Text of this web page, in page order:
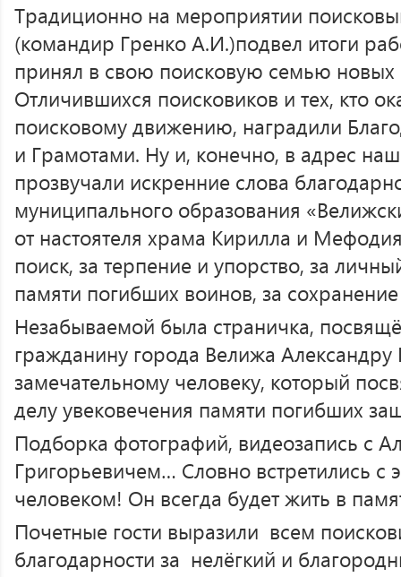
Традиционно на мероприятии
(командир Гренко А.И.)подвел итоги
принял в свою поисковую семью новых
Отличившихся поисковиков и тех, кто
поисковому движению, наградили
и Грамотами. Ну и, конечно, в адрес
прозвучали искренние слова
муниципального образования
от настоятеля храма Кирилла и
поиск, за терпение и упорство, за
памяти погибших воинов, за
Незабываемой была страничка,
гражданину города Велижа
замечательному человеку, который
делу увековечения памяти погибших
Подборка фотографий, видеозапись с
Григорьевичем… Словно встретились с
человеком! Он всегда будет жить в
Почетные гости выразили всем
благодарности за нелёгкий и